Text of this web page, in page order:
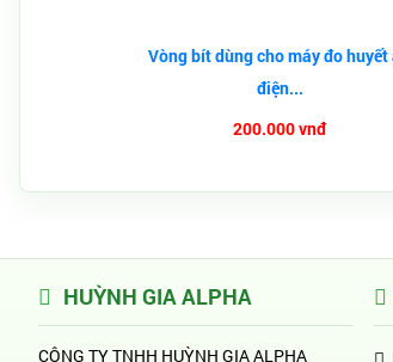
Vòng bít dùng cho máy đo huyết
điện...
200.000 vnđ
HUỲNH GIA ALPHA
CÔNG TY TNHH HUỲNH GIA ALPHA